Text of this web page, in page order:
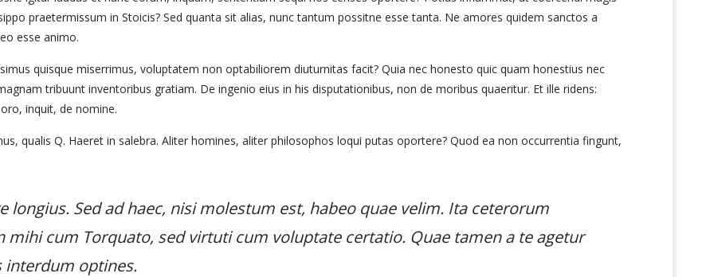
praetermissum in Stoicis? Sed quanta sit alias, nunc tantum possitne esse tanta. Ne amores quidem sanctos a
esse animo.
quisque miserrimus, voluptatem non optabiliorem diuturnitas facit? Quia nec honesto quic quam honestius nec
tribuunt inventoribus gratiam. De ingenio eius in his disputationibus, non de moribus quaeritur. Et ille ridens:
inquit, de nomine.
qualis Q. Haeret in salebra. Aliter homines, aliter philosophos loqui putas oportere? Quod ea non occurrentia fingunt,
longius. Sed ad haec, nisi molestum est, habeo quae velim. Ita ceterorum
cum Torquato, sed virtuti cum voluptate certatio. Quae tamen a te agetur
interdum optines.